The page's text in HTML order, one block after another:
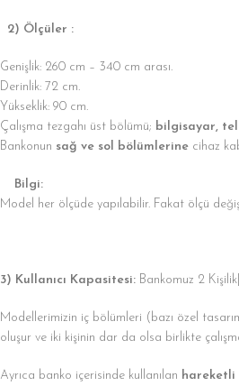
2) Ölçüler :
Genişlik: 260 cm – 340 cm arası.
Derinlik: 72 cm.
Yükseklik: 90 cm.
Çalışma tezgahı üst bölümü; bilgisayar,
Bankonun sağ ve sol bölümlerine cihaz
Bilgi:
Model her ölçüde yapılabilir. Fakat ölçü
3) Kullanıcı Kapasitesi: Bankomuz 2
Modellerimizin iç bölümleri (bazı özel
oluşur ve iki kişinin dar da olsa birlikte
Ayrıca banko içerisinde kullanılan hareketli